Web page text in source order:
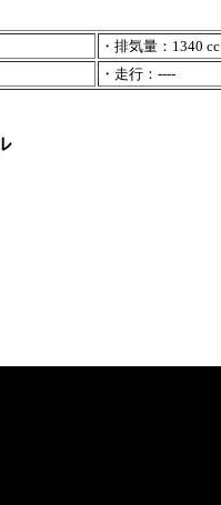
・排気量：1340 cc
・走行：----